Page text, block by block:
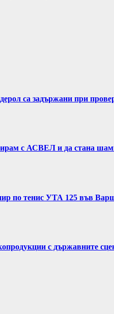
са задържани при
с АСВЕЛ и да стана
по тенис УТА 125 във
с държавните